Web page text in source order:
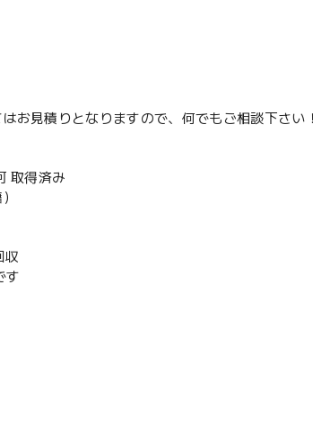
お見積りとなりますので、何でもご相談下さい！
取得済み
収
す